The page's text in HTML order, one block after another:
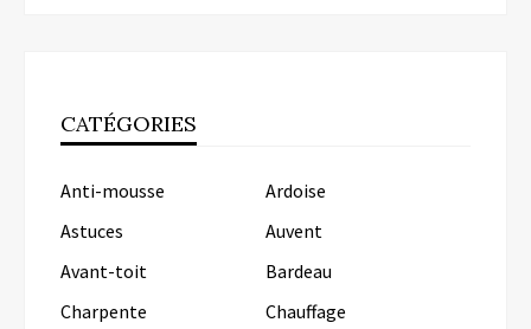
CATÉGORIES
Anti-mousse
Ardoise
Astuces
Auvent
Avant-toit
Bardeau
Charpente
Chauffage